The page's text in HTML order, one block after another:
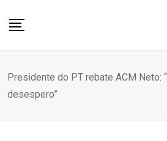
Presidente do PT rebate ACM Neto:
desespero”